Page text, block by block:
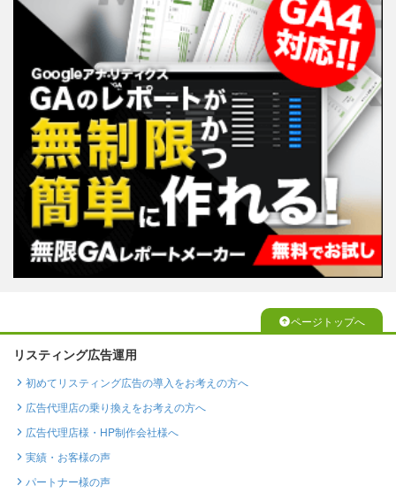
ページトップへ
リスティング広告運用
初めてリスティング広告の導入をお考えの方へ
広告代理店の乗り換えをお考えの方へ
広告代理店様・HP制作会社様へ
実績・お客様の声
パートナー様の声